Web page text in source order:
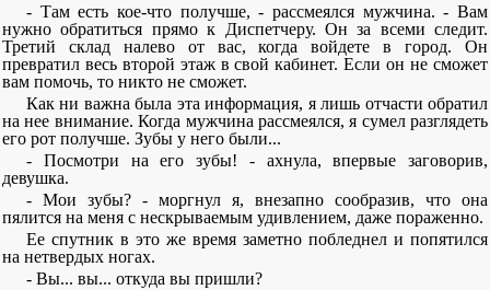
- Там есть кое-что получше, - рассмеялся мужчина. - Вам
нужно обратиться прямо к Диспетчеру. Он за всеми следит.
Третий склад налево от вас, когда войдете в город. Он
превратил весь второй этаж в свой кабинет. Если он не сможет
вам помочь, то никто не сможет.
Как ни важна была эта информация, я лишь отчасти обратил
на нее внимание. Когда мужчина рассмеялся, я сумел разглядеть
его рот получше. Зубы у него были...
- Посмотри на его зубы! - ахнула, впервые заговорив,
девушка.
- Мои зубы? - моргнул я, внезапно сообразив, что она
пялится на меня с нескрываемым удивлением, даже пораженно.
Ее спутник в это же время заметно побледнел и попятился
на нетвердых ногах.
- Вы... вы... откуда вы пришли?